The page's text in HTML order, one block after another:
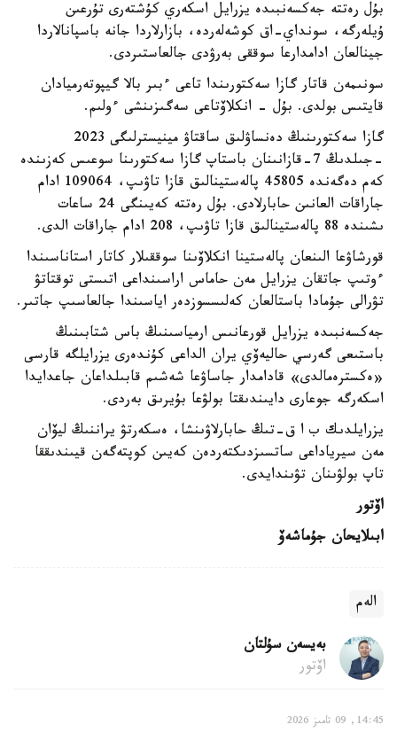
بۇل رەتتە جەكسەنبىدە يزرايل اسكەري كۇشتەرى تۇرعىن
ۇيلەرگە، سونداي-اق كوشەلەردە، بازارلاردا جانە باسپانالاردا
جينالعان ادامدارعا سوققى بەرۋدى جالعاستىردى.
سونىمەن قاتار گازا سەكتورىندا تاعى ءبىر بالا گيپوتەرميادان
قايتىس بولدى. بۇل - انكلاۆتاعى سەگىزىنشى ءولىم.
گازا سەكتورىنىڭ دەنساۋلىق ساقتاۋ مينيسترلىگى 2023
-جىلدىڭ 7-قازانىنان باستاپ گازا سەكتورىنا سوعىس كەزىندە
كەم دەگەندە 45805 پالەستينالىق قازا تاۋىپ، 109064 ادام
جاراقات العانىن حابارلادى. بۇل رەتتە كەيىنگى 24 ساعات
ىشىندە 88 پالەستينالىق قازا تاۋىپ، 208 ادام جاراقات الدى.
قورشاۋعا الىنعان پالەستينا انكلاۆىنا سوققىلار كاتار استاناسىندا
ءوتىپ جاتقان يزرايل مەن حاماس اراسىنداعى اتىستى توقتاتۋ
تۋرالى جۇمادا باستالعان كەلىسسوزدەر اياسىندا جالعاسىپ جاتىر.
جەكسەنبىدە يزرايل قورعانىس ارمياسىنىڭ باس شتابىنىڭ
باستىعى گەرسي حاليەۆي يران الداعى كۇندەرى يزرايلگە قارسى
«ەكسترەمالدى» قادامدار جاساۋعا شەشىم قابىلداعان جاعدايدا
اسكەرگە جوعارى دايىندىقتا بولۋعا بۇيرىق بەردى.
يزرايلدىك ب ا ق-تىڭ حابارلاۋىنشا، ەسكەرتۋ يراننىڭ ليۆان
مەن سيرياداعى ساتسىزدىكتەردەن كەيىن كوپتەگەن قيىندىققا
تاپ بولۋىنان تۋىندايدى.
اۆتور
ابىلايحان جۇماشەۆ
الەم
بەيسەن سۇلتان
اۆتور
14:45, 09 تامىز 2026